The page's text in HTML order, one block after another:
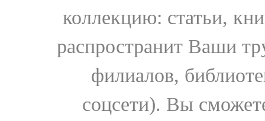
коллекцию: статьи,
распространит Ваши
филиалов,
соцсети). Вы